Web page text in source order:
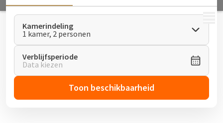
MENU
Kamerindeling
1 kamer, 2 personen
Verblijfsperiode
Data kiezen
Toon beschikbaarheid